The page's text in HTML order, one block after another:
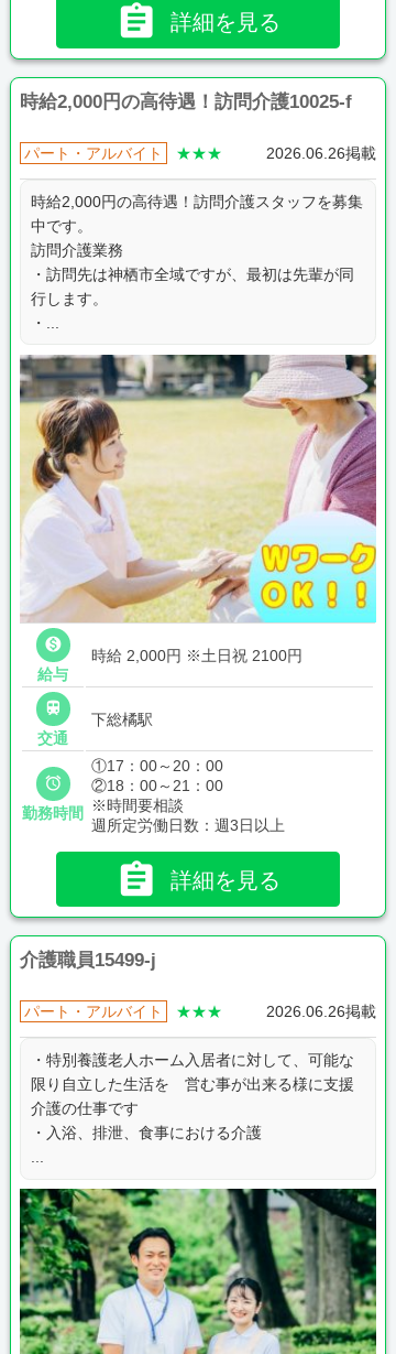
 詳細を見る
時給2,000円の高待遇！訪問介護10025-f
パート・アルバイト ★★★ 2026.06.26掲載
時給2,000円の高待遇！訪問介護スタッフを募集
中です。
訪問介護業務
・訪問先は神栖市全域ですが、最初は先輩が同
行します。
・...

給与
時給 2,000円 ※土日祝 2100円

交通
下総橘駅

勤務時間
①17：00～20：00
②18：00～21：00
※時間要相談
週所定労働日数：週3日以上
 詳細を見る
介護職員15499-j
パート・アルバイト ★★★ 2026.06.26掲載
・特別養護老人ホーム入居者に対して、可能な
限り自立した生活を 営む事が出来る様に支援
介護の仕事です
・入浴、排泄、食事における介護